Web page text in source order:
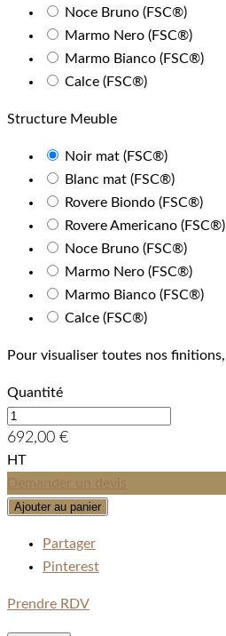
Noce Bruno (FSC®)
Marmo Nero (FSC®)
Marmo Bianco (FSC®)
Calce (FSC®)
Structure Meuble
Noir mat (FSC®)
Blanc mat (FSC®)
Rovere Biondo (FSC®)
Rovere Americano (FSC®)
Noce Bruno (FSC®)
Marmo Nero (FSC®)
Marmo Bianco (FSC®)
Calce (FSC®)
Pour visualiser toutes nos finitions,
Quantité
692,00 €
HT
Ajouter au panier
Partager
Pinterest
Prendre RDV